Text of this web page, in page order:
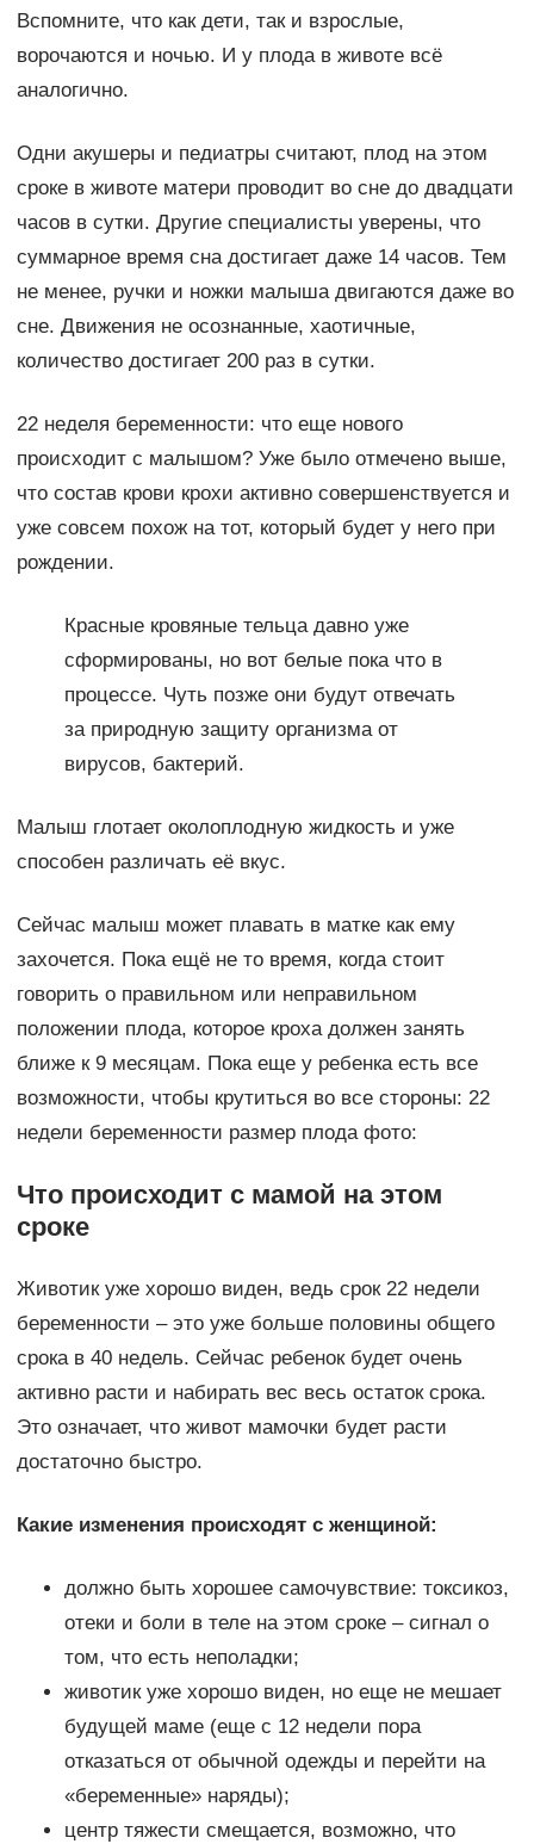
Вспомните, что как дети, так и взрослые,
ворочаются и ночью. И у плода в животе всё
аналогично.
Одни акушеры и педиатры считают, плод на этом
сроке в животе матери проводит во сне до двадцати
часов в сутки. Другие специалисты уверены, что
суммарное время сна достигает даже 14 часов. Тем
не менее, ручки и ножки малыша двигаются даже во
сне. Движения не осознанные, хаотичные,
количество достигает 200 раз в сутки.
22 неделя беременности: что еще нового
происходит с малышом? Уже было отмечено выше,
что состав крови крохи активно совершенствуется и
уже совсем похож на тот, который будет у него при
рождении.
Красные кровяные тельца давно уже
сформированы, но вот белые пока что в
процессе. Чуть позже они будут отвечать
за природную защиту организма от
вирусов, бактерий.
Малыш глотает околоплодную жидкость и уже
способен различать её вкус.
Сейчас малыш может плавать в матке как ему
захочется. Пока ещё не то время, когда стоит
говорить о правильном или неправильном
положении плода, которое кроха должен занять
ближе к 9 месяцам. Пока еще у ребенка есть все
возможности, чтобы крутиться во все стороны: 22
недели беременности размер плода фото:
Что происходит с мамой на этом
сроке
Животик уже хорошо виден, ведь срок 22 недели
беременности – это уже больше половины общего
срока в 40 недель. Сейчас ребенок будет очень
активно расти и набирать вес весь остаток срока.
Это означает, что живот мамочки будет расти
достаточно быстро.
Какие изменения происходят с женщиной:
должно быть хорошее самочувствие: токсикоз,
отеки и боли в теле на этом сроке – сигнал о
том, что есть неполадки;
животик уже хорошо виден, но еще не мешает
будущей маме (еще с 12 недели пора
отказаться от обычной одежды и перейти на
«беременные» наряды);
центр тяжести смещается, возможно, что